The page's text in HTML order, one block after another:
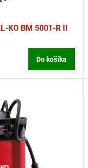
KO BM 5001-R II
Do košíka